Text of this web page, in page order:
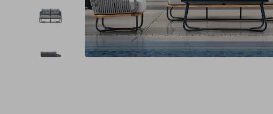
Spor Koltuk Takımı
Krem Koltuk Takımı
Gri Koltuk Takımı
Büro Koltuk Takımı
Gri TV Ünitesi
Beyaz TV Ünitesi
Siyah TV Ünitesi
Şömineli TV Ünitesi